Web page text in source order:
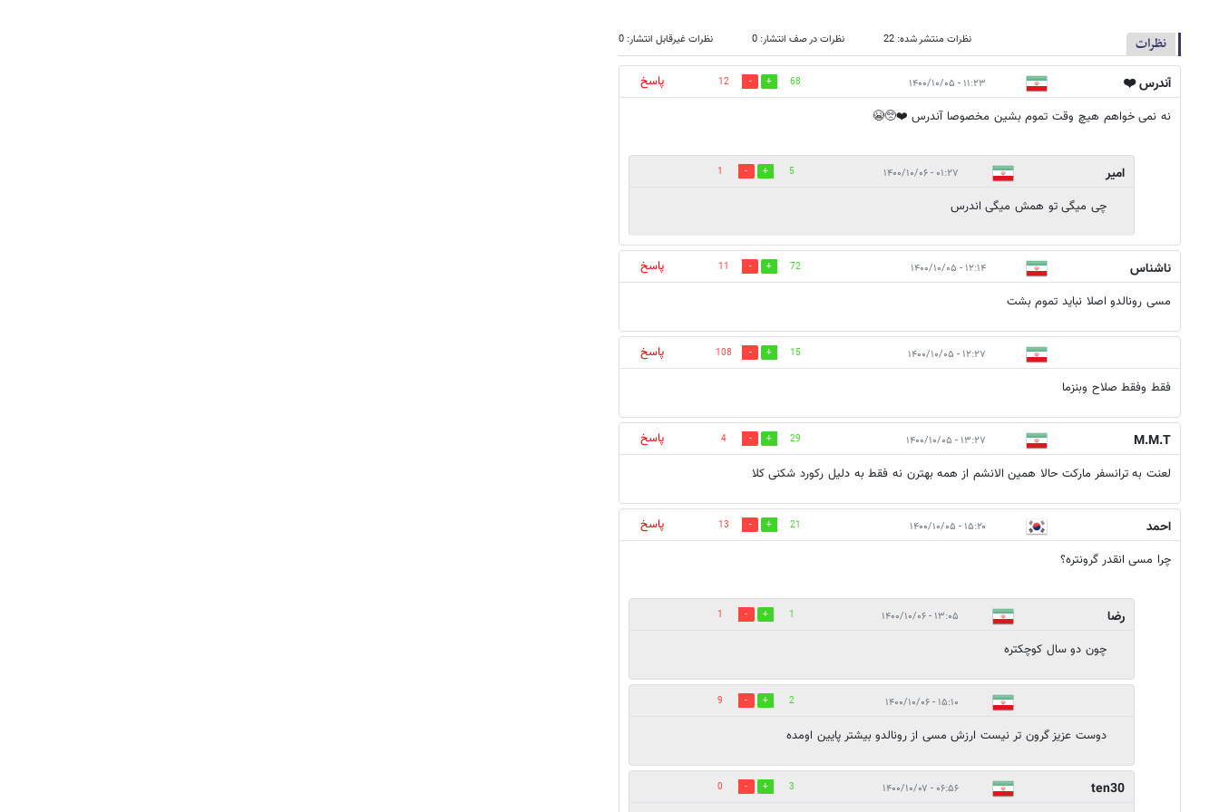
نظرات نظرات منتشر شده: 22 نظرات در صف انتشار: 0 نظرات غیرقابل انتشار: 0
آندرس ❤️ ۱۱:۲۳ - ۱۴۰۰/۱۰/۰۵ 68
12
پاسخ
نه نمی خواهم هیچ وقت تموم بشین مخصوصا آندرس ❤️🥺😭
امیر ۰۱:۲۷ - ۱۴۰۰/۱۰/۰۶ 5
1
چی میگی تو همش میگی اندرس
ناشناس ۱۲:۱۴ - ۱۴۰۰/۱۰/۰۵ 72
11
پاسخ
مسی رونالدو اصلا نباید تموم بشت
۱۲:۲۷ - ۱۴۰۰/۱۰/۰۵ 15
108
پاسخ
فقط وفقط صلاح وبنزما
M.M.T ۱۳:۲۷ - ۱۴۰۰/۱۰/۰۵ 29
4
پاسخ
لعنت به ترانسفر مارکت حالا همین الانشم از همه بهترن نه فقط به دلیل رکورد شکنی کلا
احمد ۱۵:۲۰ - ۱۴۰۰/۱۰/۰۵ 21
13
پاسخ
چرا مسی انقدر گرونتره؟
رضا ۱۳:۰۵ - ۱۴۰۰/۱۰/۰۶ 1
1
چون دو سال کوچکتره
۱۵:۱۰ - ۱۴۰۰/۱۰/۰۶ 2
9
دوست عزیز گرون تر نیست ارزش مسی از رونالدو بیشتر پایین اومده
ten30 ۰۶:۵۶ - ۱۴۰۰/۱۰/۰۷ 3
0